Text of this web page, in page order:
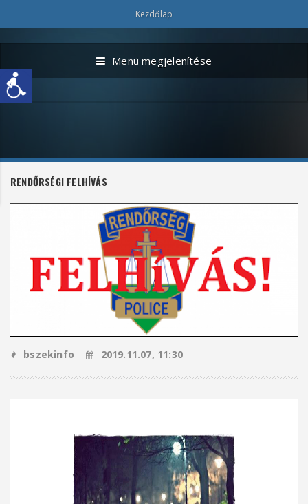
Kezdőlap
Menü megjelenítése
RENDŐRSÉGI FELHÍVÁS
bszekinfo 2019.11.07, 11:30